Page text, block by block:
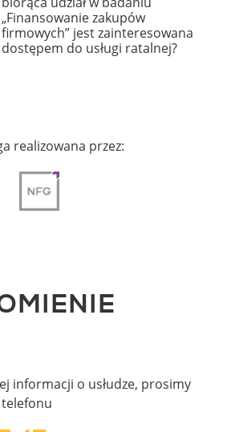
„Finansowanie zakupów
firmowych” jest zainteresowana
dostępem do usługi ratalnej?
realizowana przez:
informacji o usłudze, prosimy